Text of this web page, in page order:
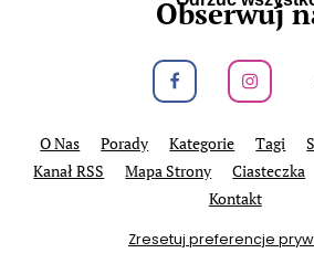
Obserwuj
O Nas Porady Kategorie Tagi
Kanał RSS
Mapa Strony Ciasteczka
Kontakt
Zresetuj preferencje